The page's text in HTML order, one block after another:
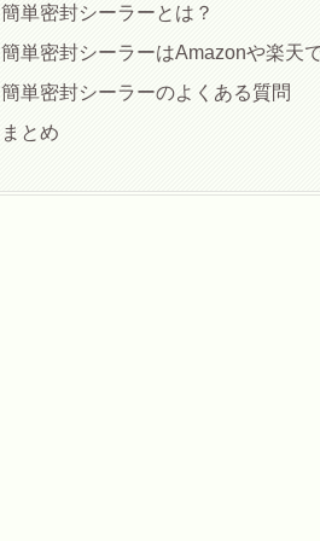
簡単密封シーラーとは？
簡単密封シーラーはAmazonや楽天
簡単密封シーラーのよくある質問
まとめ